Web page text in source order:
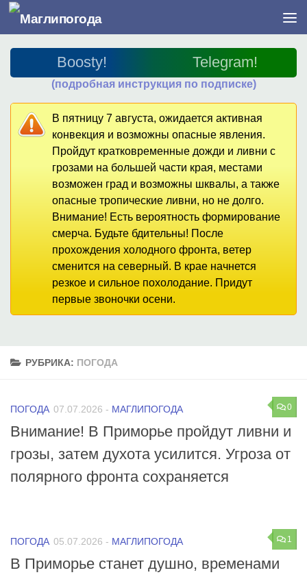
Перейти к содержимому
Boosty! Telegram!
(подробная инструкция по подписке)
В пятницу 7 августа, ожидается активная
конвекция и возможны опасные явления.
Пройдут кратковременные дожди и ливни с
грозами на большей части края, местами
возможен град и возможны шквалы, а также
опасные тропические ливни, но не долго.
Внимание! Есть вероятность формирование
смерча. Будьте бдительны! После
прохождения холодного фронта, ветер
сменится на северный. В крае начнется
резкое и сильное похолодание. Придут
первые звоночки осени.
РУБРИКА: ПОГОДА
0
ПОГОДА 07.07.2026 - МАГЛИПОГОДА
Внимание! В Приморье пройдут ливни и
грозы, затем духота усилится. Угроза от
полярного фронта сохраняется
1
ПОГОДА 05.07.2026 - МАГЛИПОГОДА
В Приморье станет душно, временами